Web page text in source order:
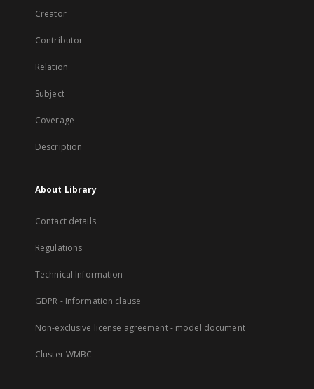
Creator
Contributor
Relation
Subject
Coverage
Description
About Library
Contact details
Regulations
Technical Information
GDPR - Information clause
Non-exclusive license agreement - model document
Cluster WMBC